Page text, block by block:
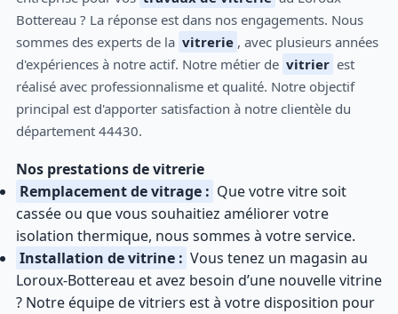
Bottereau ? La réponse est dans nos engagements. Nous
sommes des experts de la vitrerie , avec plusieurs années
d'expériences à notre actif. Notre métier de vitrier est
réalisé avec professionnalisme et qualité. Notre objectif
principal est d'apporter satisfaction à notre clientèle du
département 44430.
Nos prestations de vitrerie
Remplacement de vitrage : Que votre vitre soit
cassée ou que vous souhaitiez améliorer votre
isolation thermique, nous sommes à votre service.
Installation de vitrine : Vous tenez un magasin au
Loroux-Bottereau et avez besoin d’une nouvelle vitrine
? Notre équipe de vitriers est à votre disposition pour